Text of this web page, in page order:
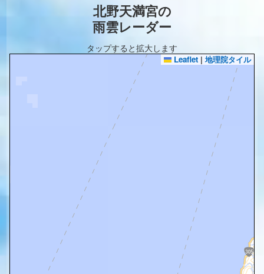
北野天満宮の
雨雲レーダー
タップすると拡大します
Leaflet | 地理院タイル